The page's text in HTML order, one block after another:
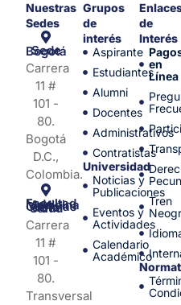
Nuestras
Sedes
Sede Bogotá
Carrera
11 #
101 -
80.
Bogotá
D.C.,
Colombia.
Facultad de Medicina y Ciencias de la Salud
Carrera
11 #
101 -
80.
Transversal
Grupos
de
interés
Aspirante
Estudiantes
Alumni
Docentes
Administrativos
Contratistas
Universidad
Noticias y
Publicaciones
Eventos y
Actividades
Calendario
Académico
de
Interés
en
Línea
Tren